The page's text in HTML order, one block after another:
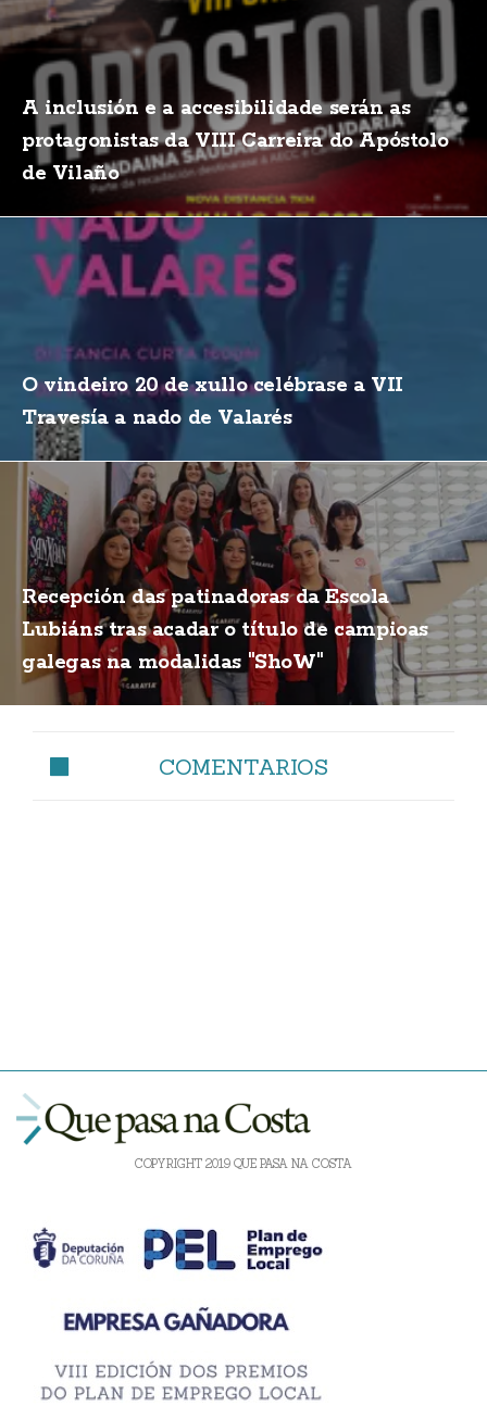
A inclusión e a accesibilidade serán as
protagonistas da VIII Carreira do Apóstolo
de Vilaño
O vindeiro 20 de xullo celébrase a VII
Travesía a nado de Valarés
Recepción das patinadoras da Escola
Lubiáns tras acadar o título de campioas
galegas na modalidas "ShoW"
COMENTARIOS
COPYRIGHT 2019 QUE PASA NA COSTA